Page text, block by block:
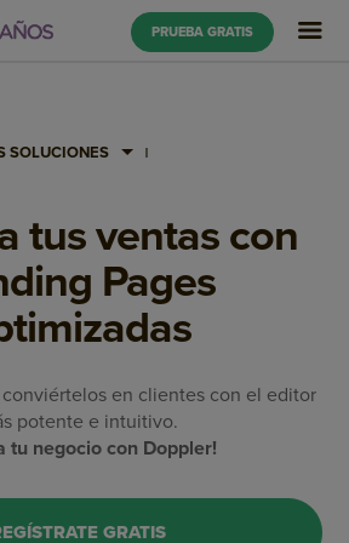
PRUEBA GRATIS
SOLUCIONES
tus ventas con
Pages
conviértelos en clientes con el editor
potente e intuitivo.
tu negocio con Doppler!
GRATIS